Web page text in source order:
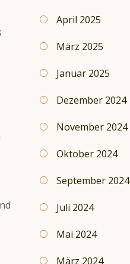
April 2025
März 2025
Januar 2025
Dezember 2024
November 2024
Oktober 2024
September 2024
Juli 2024
Mai 2024
März 2024